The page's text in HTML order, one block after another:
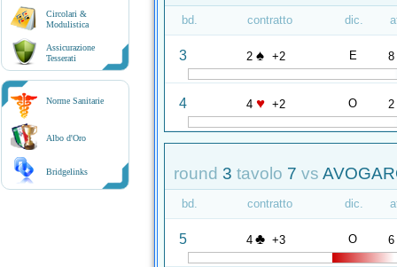
Circolari &
Modulistica
Assicurazione
Tesserati
Norme Sanitarie
Albo d'Oro
Bridgelinks
bd. contratto dic.
3 2 ♠ +2 E 8
4 4 ♥ +2 O 2
round 3 tavolo 7 vs
bd. contratto dic.
5 4 ♣ +3 O 6